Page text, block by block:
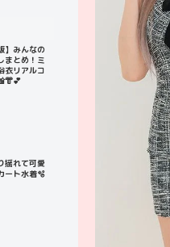
】みんなの
まとめ！ミ
衣リアルコ
揺れて可愛
ート水着🫧